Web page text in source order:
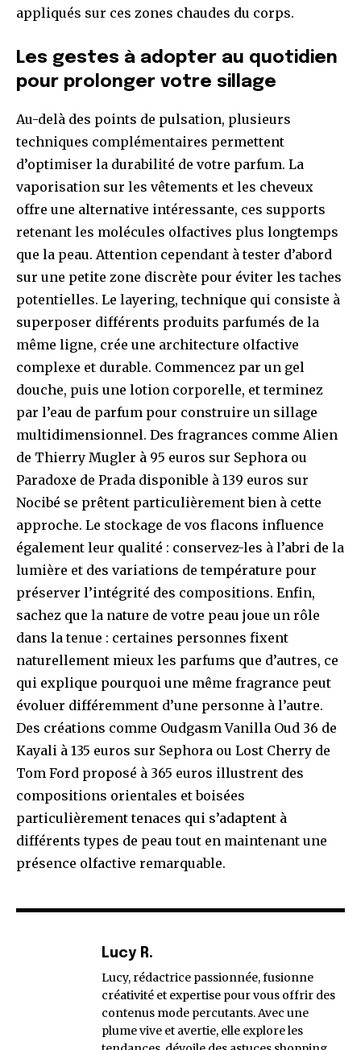
appliqués sur ces zones chaudes du corps.
Les gestes à adopter au quotidien
pour prolonger votre sillage
Au-delà des points de pulsation, plusieurs
techniques complémentaires permettent
d’optimiser la durabilité de votre parfum. La
vaporisation sur les vêtements et les cheveux
offre une alternative intéressante, ces supports
retenant les molécules olfactives plus longtemps
que la peau. Attention cependant à tester d’abord
sur une petite zone discrète pour éviter les taches
potentielles. Le layering, technique qui consiste à
superposer différents produits parfumés de la
même ligne, crée une architecture olfactive
complexe et durable. Commencez par un gel
douche, puis une lotion corporelle, et terminez
par l’eau de parfum pour construire un sillage
multidimensionnel. Des fragrances comme Alien
de Thierry Mugler à 95 euros sur Sephora ou
Paradoxe de Prada disponible à 139 euros sur
Nocibé se prêtent particulièrement bien à cette
approche. Le stockage de vos flacons influence
également leur qualité : conservez-les à l’abri de la
lumière et des variations de température pour
préserver l’intégrité des compositions. Enfin,
sachez que la nature de votre peau joue un rôle
dans la tenue : certaines personnes fixent
naturellement mieux les parfums que d’autres, ce
qui explique pourquoi une même fragrance peut
évoluer différemment d’une personne à l’autre.
Des créations comme Oudgasm Vanilla Oud 36 de
Kayali à 135 euros sur Sephora ou Lost Cherry de
Tom Ford proposé à 365 euros illustrent des
compositions orientales et boisées
particulièrement tenaces qui s’adaptent à
différents types de peau tout en maintenant une
présence olfactive remarquable.
Lucy R.
Lucy, rédactrice passionnée, fusionne
créativité et expertise pour vous offrir des
contenus mode percutants. Avec une
plume vive et avertie, elle explore les